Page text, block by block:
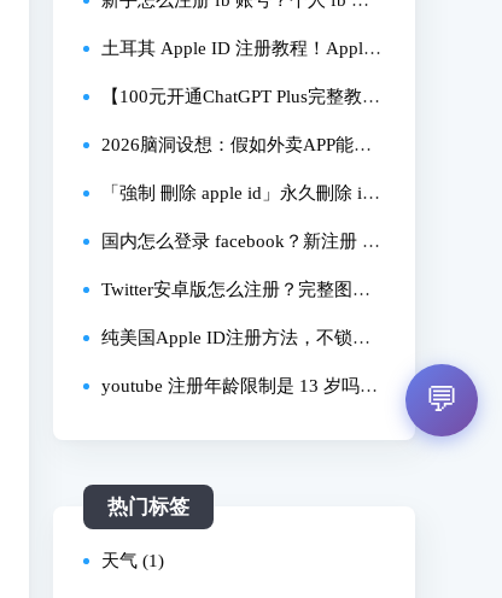
验证码怎么办？Telegram 怎样设置
中文？注册 Telegram 后必做的设
置！怎么用邮箱登录 Telegram
号注册新手教程有哪些？
土耳其 Apple ID 注册教程！Apple
Music 订阅仅需 5 元
【100元开通ChatGPT Plus完整教
程】手把手教你用超低价订阅ChatG
PT Plus ｜ 注册土耳其Apple ID，省
钱又安全，轻松开通海外会员！
2026脑洞设想：假如外卖APP能下
单配送活人？
「強制 刪除 apple id」永久刪除 iPh
one 上的Apple ID，忘記密碼也可
以！
国内怎么登录 facebook？新注册 fac
ebook 怎么登录更安全？
Twitter安卓版怎么注册？完整图文
步骤分享（2025最新）
纯美国Apple ID注册方法，不锁
柱，不封号，操作简单，海外苹果i
程，apple id美区国家，facebook，s
hadow
youtube 注册年龄限制是 13 岁吗，
家长监护账号怎么弄？
热门标签
天气 (1)
💬